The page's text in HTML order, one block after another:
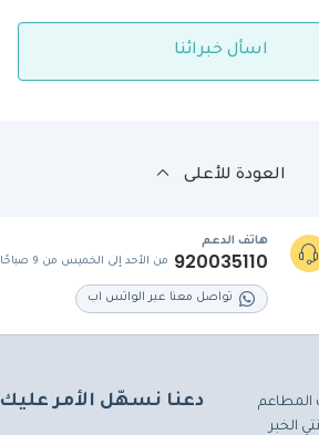
اسأل خبرائنا
العودة للأعلى
هاتف الدعم
920035110 من الأحد إلى الخميس من 9 صباحًا وحتى 5 مساءً
تواصل معنا عبر الواتس اب
المطاعم
الخبر
دعنا نسهّل الأمر عليك